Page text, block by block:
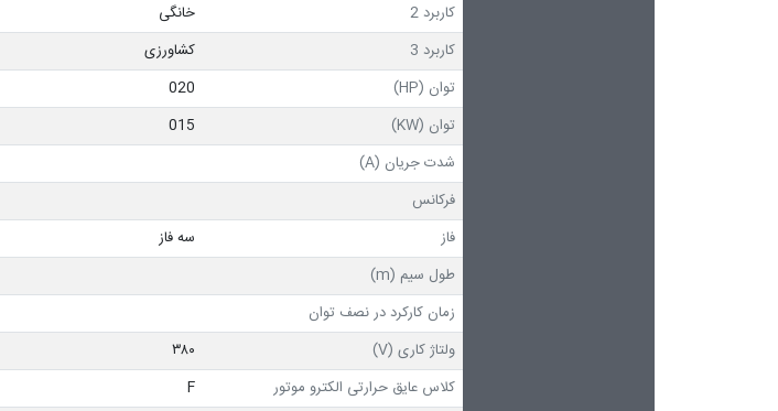
کاربرد 2
خانگی
کاربرد 3
کشاورزی
توان (HP)
020
توان (KW)
015
شدت جریان (A)
فرکانس
فاز
سه فاز
طول سیم (m)
زمان کارکرد در نصف توان
ولتاژ کاری (V)
۳۸۰
کلاس عایق حرارتی الکترو موتور
F